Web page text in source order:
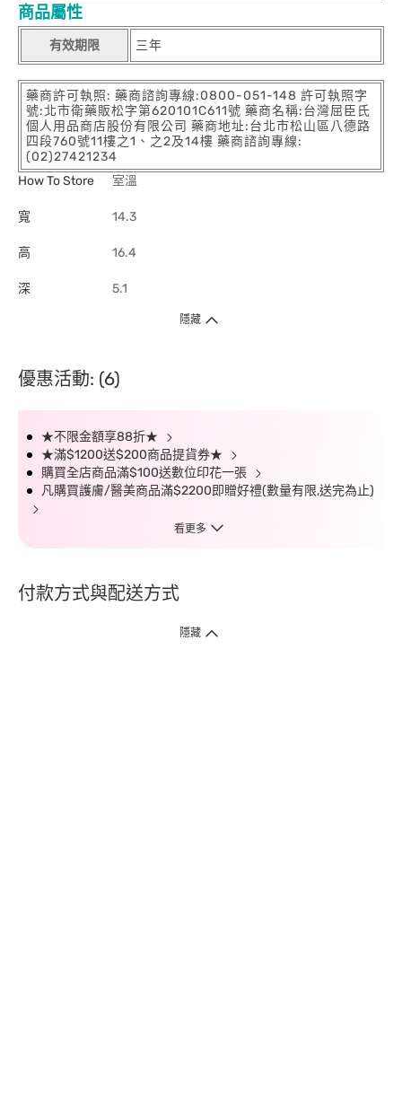
商品屬性
有效期限 三年
藥商許可執照: 藥商諮詢專線:0800-051-148 許可執照字
號:北市衛藥販松字第620101C611號 藥商名稱:台灣屈臣氏
個人用品商店股份有限公司 藥商地址:台北市松山區八德路
四段760號11樓之1、之2及14樓 藥商諮詢專線:
(02)27421234
How To Store
室溫
寬 14.3
高 16.4
深 5.1
隱藏
優惠活動: (6)
★不限金額享88折★
★滿$1200送$200商品提貨券★
購買全店商品滿$100送數位印花一張
凡購買護膚/醫美商品滿$2200即贈好禮(數量有限,送完為止)
看更多
付款方式與配送方式
隱藏